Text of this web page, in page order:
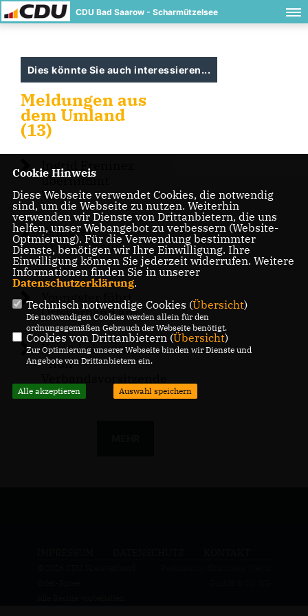
CDU Bad Saarow - Scharmützelsee
Dies könnte Sie auch interessieren...
Meldungen aus
dem Umland
(13)
Ingrid Freninez
übernimmt
Vorsitz
Senioren-
Kreisverband
hat gewählt
Youngster führt
Ortsverband an
Karin Lehmann
- nun
Cookie Hinweis
Diese Webseite verwendet Cookies, die notwendig
sind, um die Webseite zu nutzen. Weiterhin
verwenden wir Dienste von Drittanbietern, die uns
helfen, unser Webangebot zu verbessern (Website-
Optmierung). Für die Verwendung bestimmter
Dienste, benötigen wir Ihre Einwilligung. Ihre
Einwilligung können Sie jederzeit widerrufen. Weitere
Informationen finden Sie in unserer
Datenschutzerklärung.
Technisch notwendige Cookies (Übersicht)
Die notwendigen Cookies werden allein für den
ordnungsgemäßen Gebrauch der Webseite benötigt.
Cookies von Drittanbietern (Übersicht)
Zur Optimierung unserer Webseite binden wir Dienste und
Angebote von Drittanbietern ein.
Alle akzeptieren Auswahl speichern